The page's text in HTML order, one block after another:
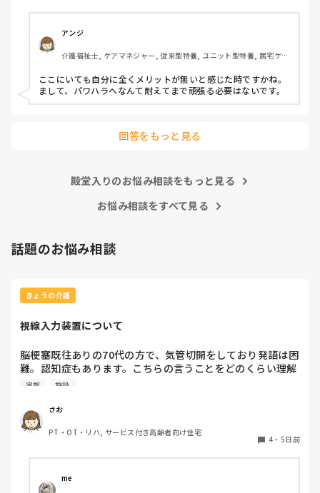
6月入社して最初は違い過ぎる事ばかりで
戸惑い、仕事を覚えるのが大変でしたが、
介護の仕事だけに集中出来る今の職場は
有難いなと感謝しています。
皆さんの転職する決め手は何ですか？
アンジ
介護福祉士, ケアマネジャー, 従来型特養, ユニット型特養, 居宅ケア
ここにいても自分に全くメリットが無いと感じた時ですかね。
まして、パワハラへなんて耐えてまで頑張る必要はないです。
回答をもっと見る
殿堂入りのお悩み相談をもっと見る
お悩み相談をすべて見る
話題のお悩み相談
きょうの介護
視線入力装置について
脳梗塞既往ありの70代の方で、気管切開をしており発語は困
難。認知症もあります。こちらの言うことをどのくらい理解
しているかは不明ですが、問いかけに頷くことはよくありま
られます。この前ケアマネの方からお話しを聞いたら、視線
入力装置？を導入したいと息子さんがおっしゃっているそう
です。そこで、施設などで実際使われている利用者の方がい
なせるものなのかお聞きしたいです。
家族 施設
さお
PT・OT・リハ, サービス付き高齢者向け住宅
4 ・ 5日前
me